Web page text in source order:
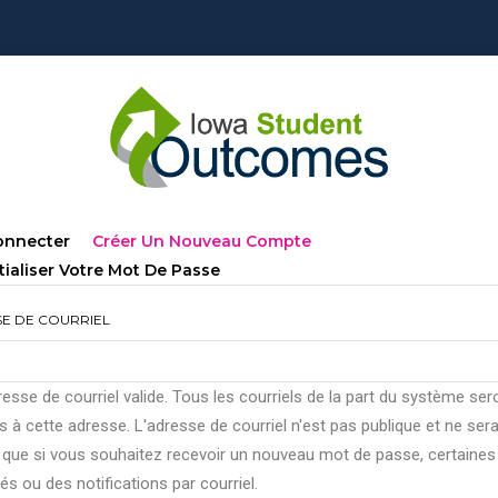
Créer Un Nouveau Compte
Votre Mot De Passe
DE COURRIEL
de courriel valide. Tous les courriels de la part du système
à cette adresse. L'adresse de courriel n'est pas publique et ne sera
si vous souhaitez recevoir un nouveau mot de passe, certaines
ou des notifications par courriel.